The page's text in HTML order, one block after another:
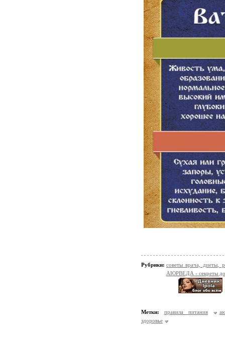
Рубрики: советы врача,
АЮРВЕДА - секреты
Метки: правила питания
здоровье